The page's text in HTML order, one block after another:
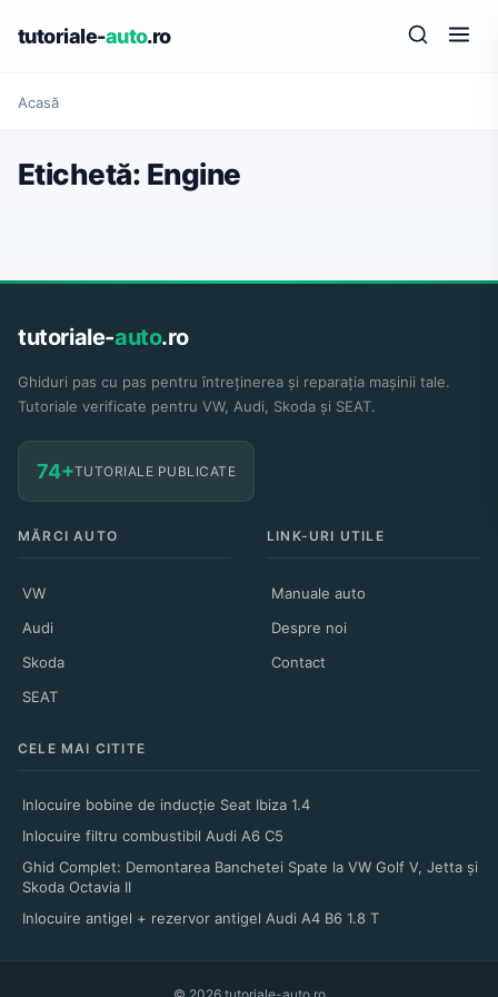
tutoriale-auto.ro
Acasă
Etichetă: Engine
tutoriale-auto.ro
Ghiduri pas cu pas pentru întreținerea și reparația mașinii tale.
Tutoriale verificate pentru VW, Audi, Skoda și SEAT.
74+TUTORIALE PUBLICATE
MĂRCI AUTO
VW
Audi
Skoda
SEAT
LINK-URI UTILE
Manuale auto
Despre noi
Contact
CELE MAI CITITE
Inlocuire bobine de inducție Seat Ibiza 1.4
Inlocuire filtru combustibil Audi A6 C5
Ghid Complet: Demontarea Banchetei Spate la VW Golf V, Jetta și
Skoda Octavia II
Inlocuire antigel + rezervor antigel Audi A4 B6 1.8 T